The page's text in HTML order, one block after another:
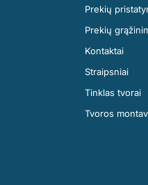
Prekių
Prekių
Kontaktai
Straipsniai
Tinklas tvorai
Tvoros